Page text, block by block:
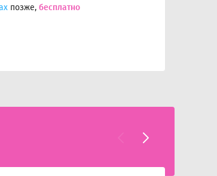
позже, бесплатно